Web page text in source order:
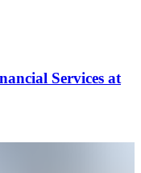
Services at